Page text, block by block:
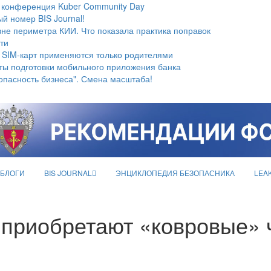
Kuber Community Day
номер BIS Journal!
периметра КИИ. Что показала практика поправок
карт применяются только родителями
подготовки мобильного приложения банка
бизнеса". Смена масштаба!
БЛОГИ BIS JOURNAL ЭНЦИКЛОПЕДИЯ БЕЗОПАСНИКА
«ковровые»